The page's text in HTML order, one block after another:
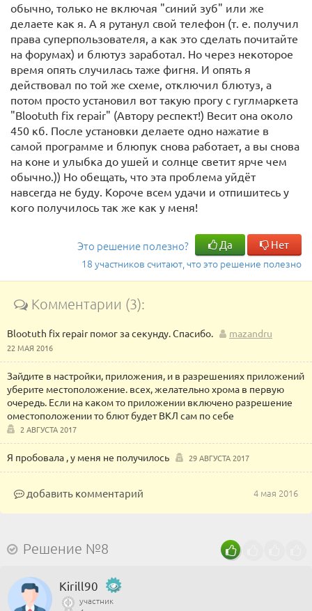
обычно, только не включая "синий зуб" или же
делаете как я. А я рутанул свой телефон (т. е. получил
права суперпользователя, а как это сделать почитайте
на форумах) и блютуз заработал. Но через некоторое
время опять случилась таже фигня. И опять я
действовал по той же схеме, отключил блютуз, а
потом просто установил вот такую прогу с гуглмаркета
"Blootuth fix repair" (Автору респект!) Весит она около
450 кб. После установки делаете одно нажатие в
самой программе и блюпук снова работает, а вы снова
на коне и улыбка до ушей и солнце светит ярче чем
обычно.)) Но обещать, что эта проблема уйдёт
навсегда не буду. Короче всем удачи и отпишитесь у
кого получилось так же как у меня!
Это решение полезно? Да Нет
18 участников считают, что это решение полезно
Комментарии (3):
Blootuth fix repair помог за секунду. Спасибо. mazandru
22 МАЯ 2016
Зайдите в настройки, приложения, и в разрешениях приложений
уберите местоположение. всех, желательно хрома в первую
очередь. Если на каком то приложении включено разрешение
оместоположении то блют будет ВКЛ сам по себе
2 АВГУСТА 2017
Я пробовала , у меня не получилось 29 АВГУСТА 2017
4 мая 2016
добавить комментарий
Решение №8
Kirill90
участник